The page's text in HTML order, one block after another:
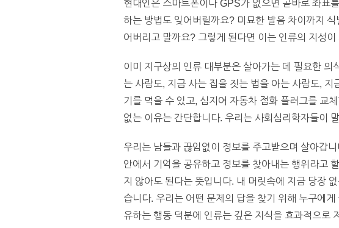
현대인은 스마트폰이나 GPS가 없으면 곧바로 좌표
하는 방법도 잊어버릴까요? 미묘한 발음 차이까지
어버리고 말까요? 그렇게 된다면 이는 인류의 지성
이미 지구상의 인류 대부분은 살아가는 데 필요한
는 사람도, 지금 사는 집을 짓는 법을 아는 사람도,
기를 먹을 수 있고, 심지어 자동차 점화 플러그를 교
없는 이유는 간단합니다. 우리는 사회심리학자들이
우리는 남들과 끊임없이 정보를 주고받으며 살아갑
안에서 기억을 공유하고 정보를 찾아내는 행위라고
지 않아도 된다는 뜻입니다. 내 머릿속에 지금 당장
습니다. 우리는 어떤 문제의 답을 찾기 위해 누구에
유하는 행동 덕분에 인류는 깊은 지식을 효과적으로